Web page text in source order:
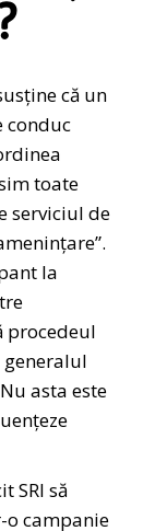
că un
conduc
toate
serviciul de
la
procedeul
asta este
SRI să
o campanie